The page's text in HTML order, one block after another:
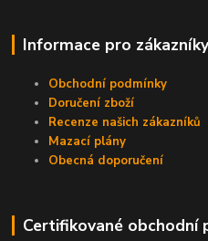
Informace pro zákazníky
Obchodní podmínky
Doručení zboží
Recenze našich zákazníků
Mazací plány
Obecná doporučení
Certifikované obchodní